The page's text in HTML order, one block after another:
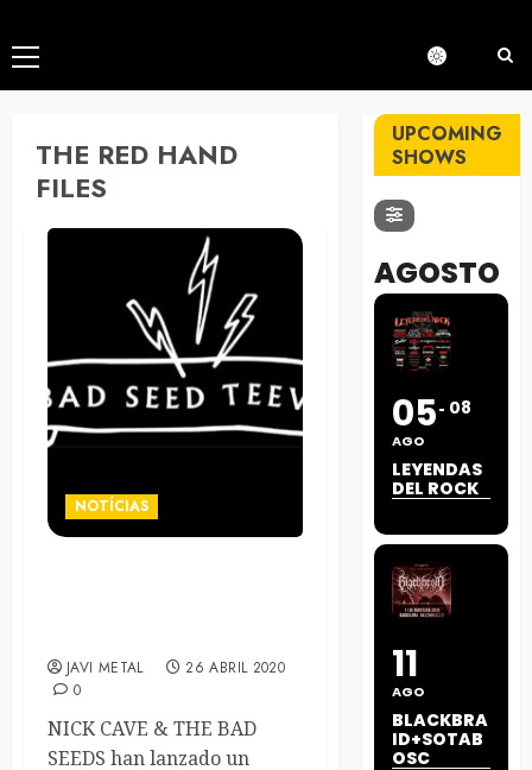
Menú
principal
THE RED HAND
FILES
NOTÍCIAS
JAVI METAL
26 ABRIL 2020
0
NICK CAVE & THE BAD
SEEDS han lanzado un
UPCOMING
SHOWS
AGOSTO
05
AGO
08
LEYENDAS
DEL ROCK
11
AGO
BLACKBRA
ID+SOTAB
OSC